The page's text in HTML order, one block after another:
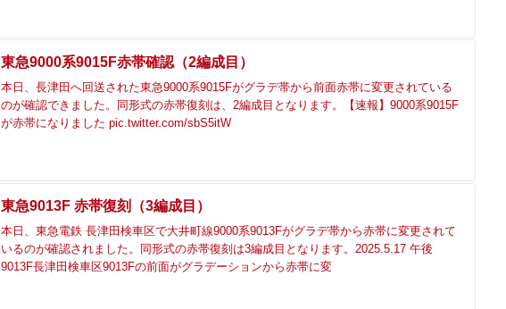
東急9000系9015F赤帯確認（2編成目）
本日、長津田へ回送された東急9000系9015Fがグラデ帯から前面赤帯に変更されている
のが確認できました。同形式の赤帯復刻は、2編成目となります。【速報】9000系9015F
が赤帯になりました pic.twitter.com/sbS5itW
東急9013F 赤帯復刻（3編成目）
本日、東急電鉄 長津田検車区で大井町線9000系9013Fがグラデ帯から赤帯に変更されて
いるのが確認されました。同形式の赤帯復刻は3編成目となります。2025.5.17 午後
9013F長津田検車区9013Fの前面がグラデーションから赤帯に変